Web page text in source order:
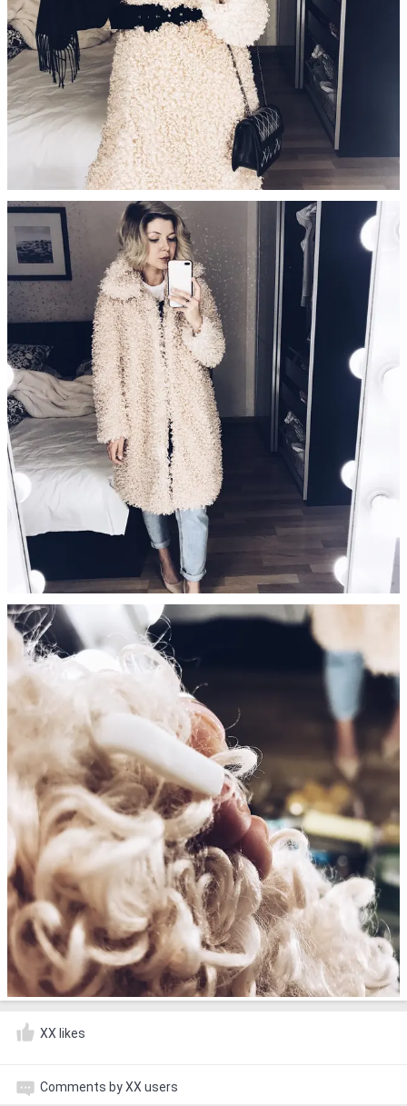
XX likes
Comments by XX users